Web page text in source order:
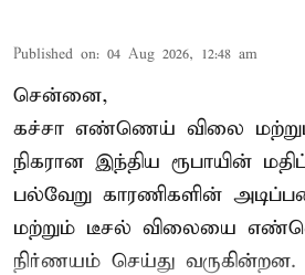
Published on: 04 Aug 2026, 12:48 am
சென்னை,
கச்சா எண்ணெய் விலை மற்றும்
நிகரான இந்திய ரூபாயின்
பல்வேறு காரணிகளின்
மற்றும் டீசல் விலையை
நிர்ணயம் செய்து வருகின்றன.